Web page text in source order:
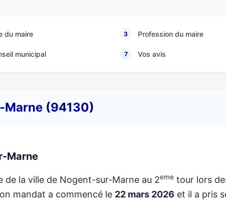
du maire 3 Profession du maire
municipal 7 Vos avis
Marne (94130)
Marne
de la ville de Nogent-sur-Marne au 2eme tour lors
mandat a commencé le 22 mars 2026 et il a pris